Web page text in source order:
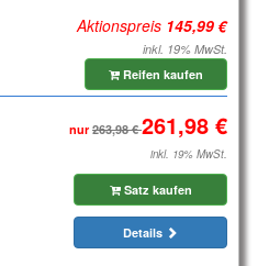
Aktionspreis
inkl. 19% MwSt.
Reifen kaufen
nur
inkl. 19% MwSt.
Satz kaufen
Details